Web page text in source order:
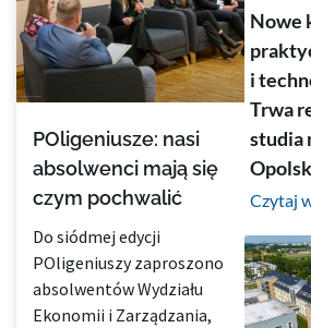
POligeniusze: nasi
absolwenci mają się
czym pochwalić
Do siódmej edycji
POligeniuszy zaproszono
absolwentów Wydziału
Ekonomii i Zarządzania,
Nowe
i
Trwa
studia
Czytaj